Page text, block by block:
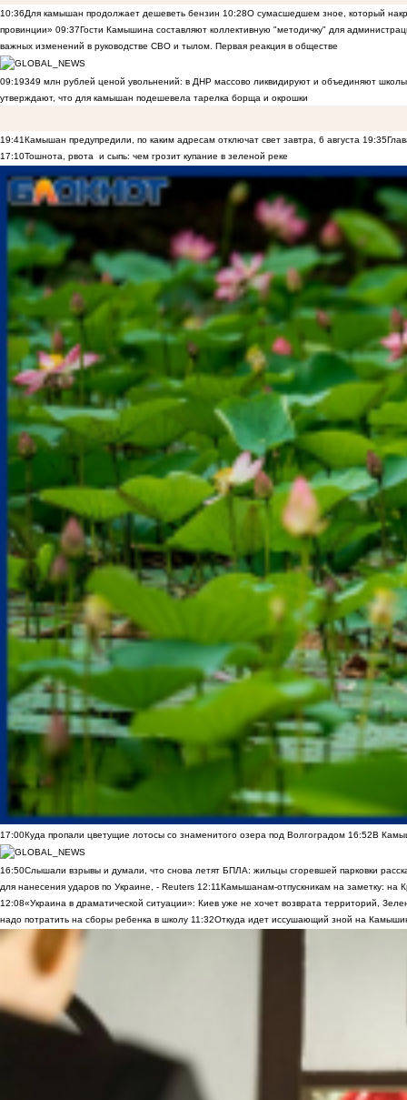
10:36Для камышан продолжает дешеветь бензин 10:28О сумасшедшем зное, который
провинции» 09:37Гости Камышина составляют коллективную "методичку" для
важных изменений в руководстве СВО и тылом. Первая реакция в обществе
09:19349 млн рублей ценой увольнений: в ДНР массово ликвидируют и объединяют
утверждают, что для камышан подешевела тарелка борща и окрошки
19:41Камышан предупредили, по каким адресам отключат свет завтра, 6 августа 19:35
17:10Тошнота, рвота и сыпь: чем грозит купание в зеленой реке
17:00Куда пропали цветущие лотосы со знаменитого озера под Волгоградом 16:52В
16:50Слышали взрывы и думали, что снова летят БПЛА: жильцы сгоревшей парковки
для нанесения ударов по Украине, - Reuters 12:11Камышанам-отпускникам на заметку: на
12:08«Украина в драматической ситуации»: Киев уже не хочет возврата территорий,
надо потратить на сборы ребенка в школу 11:32Откуда идет иссушающий зной на